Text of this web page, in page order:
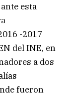
esta
-2017
del INE, en
a dos
fueron